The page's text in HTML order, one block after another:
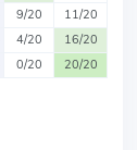
9/20
11/20
4/20
16/20
0/20 20/20